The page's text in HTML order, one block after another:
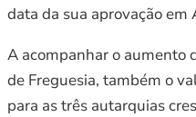
data da sua aprovação
A acompanhar o aumento
de Freguesia, também o
para as três autarquias